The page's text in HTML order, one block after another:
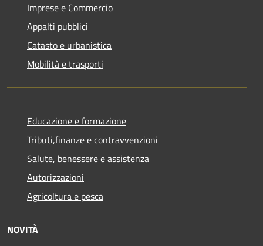
Imprese e Commercio
Appalti pubblici
Catasto e urbanistica
Mobilità e trasporti
Educazione e formazione
Tributi,finanze e contravvenzioni
Salute, benessere e assistenza
Autorizzazioni
Agricoltura e pesca
NOVITÀ